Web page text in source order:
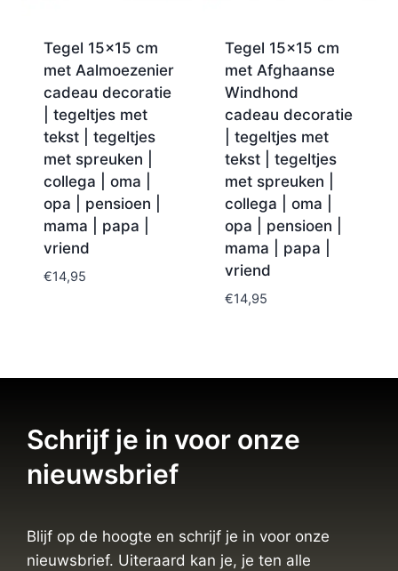
Tegel 15×15 cm
met Aalmoezenier
cadeau decoratie
| tegeltjes met
tekst | tegeltjes
met spreuken |
collega | oma |
opa | pensioen |
mama | papa |
vriend
€14,95
Tegel 15×15 cm
met Afghaanse
Windhond
cadeau decoratie
| tegeltjes met
tekst | tegeltjes
met spreuken |
collega | oma |
opa | pensioen |
mama | papa |
vriend
€14,95
Schrijf je in voor onze
nieuwsbrief
Blijf op de hoogte en schrijf je in voor onze
nieuwsbrief. Uiteraard kan je, je ten alle